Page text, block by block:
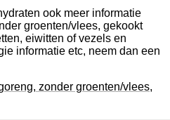
ook meer informatie
groenten/vlees, gekookt
eiwitten of vezels en
informatie etc, neem dan een
zonder groenten/vlees,